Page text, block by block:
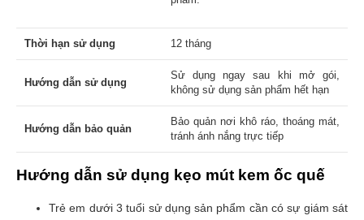
Thời hạn sử dụng 12 tháng
Hướng dẫn sử dụng
Sử dụng ngay sau khi mở gói,
không sử dụng sản phẩm hết hạn
Hướng dẫn bảo quản
Bảo quản nơi khô ráo, thoáng mát,
tránh ánh nắng trực tiếp
Hướng dẫn sử dụng kẹo mút kem ốc quế
Trẻ em dưới 3 tuổi sử dụng sản phẩm cần có sự giám sát